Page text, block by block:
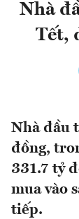
Nhà
Tết,
Nhà đầu
đồng,
331.7 tỷ
mua vào
tiếp.